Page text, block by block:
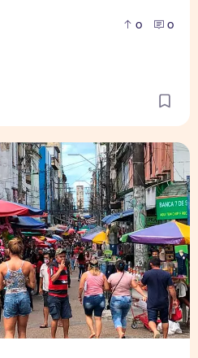
0 0
específicos, mas não